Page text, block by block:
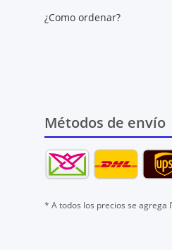
¿Como ordenar?
Métodos de envío
* A todos los precios se agrega